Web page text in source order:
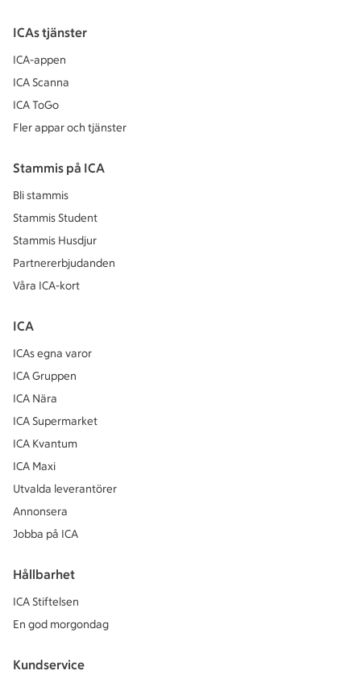
ICAs tjänster
ICA-appen
ICA Scanna
ICA ToGo
Fler appar och tjänster
Stammis på ICA
Bli stammis
Stammis Student
Stammis Husdjur
Partnererbjudanden
Våra ICA-kort
ICA
ICAs egna varor
ICA Gruppen
ICA Nära
ICA Supermarket
ICA Kvantum
ICA Maxi
Utvalda leverantörer
Annonsera
Jobba på ICA
Hållbarhet
ICA Stiftelsen
En god morgondag
Kundservice